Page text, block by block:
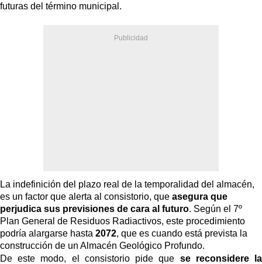
futuras del término municipal.
La indefinición del plazo real de la temporalidad del almacén,
es un factor que alerta al consistorio, que asegura que
perjudica sus previsiones de cara al futuro. Según el 7º
Plan General de Residuos Radiactivos, este procedimiento
podría alargarse hasta 2072, que es cuando está prevista la
construcción de un Almacén Geológico Profundo.
De este modo, el consistorio pide que se reconsidere la